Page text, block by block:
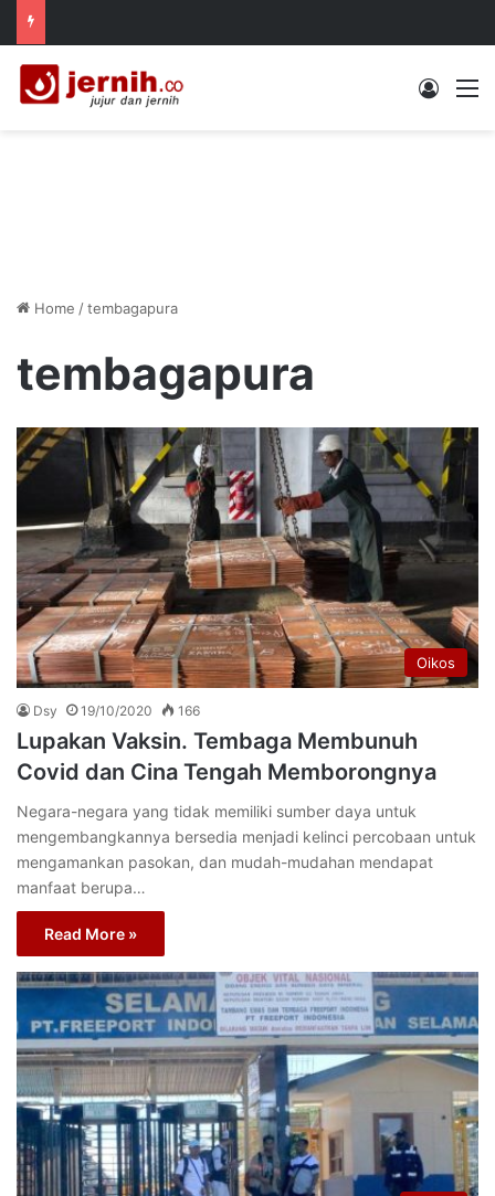
Log In
Home /tembagapura
tembagapura
Oikos
Dsy 19/10/2020 166
Lupakan Vaksin. Tembaga Membunuh
Covid dan Cina Tengah Memborongnya
Negara-negara yang tidak memiliki sumber daya untuk
mengembangkannya bersedia menjadi kelinci percobaan untuk
mengamankan pasokan, dan mudah-mudahan mendapat
manfaat berupa…
Read More »